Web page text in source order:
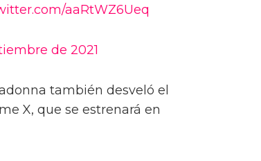
aaRtWZ6Ueq
de 2021
también desveló el
X, que se estrenará en